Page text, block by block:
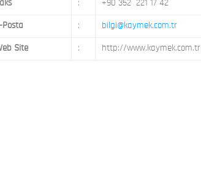
: +90 352 221 17 42
Posta : bilgi@kaymek.com.tr
Site : http://www.kaymek.com.tr